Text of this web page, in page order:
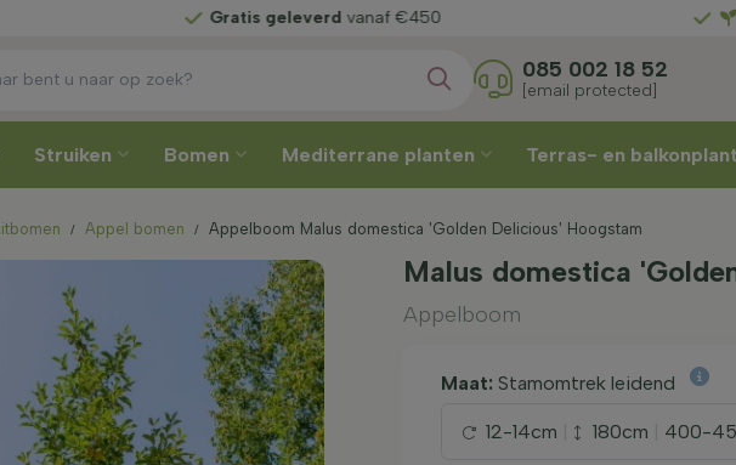
Kies zelfuw leverweek Gratis
085 002 18 52
[email protected]
Struiken Bomen Mediterrane planten Terras- en
Appel bomen Appelboom Malus domestica 'Golden Delicious' Hoogstam
Malus domestica
Appelboom
Maat: Stamomtrek leidend
12-14cm 180cm 400-